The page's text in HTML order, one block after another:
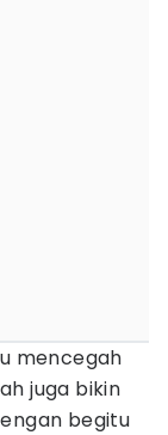
mencegah
juga bikin
begitu